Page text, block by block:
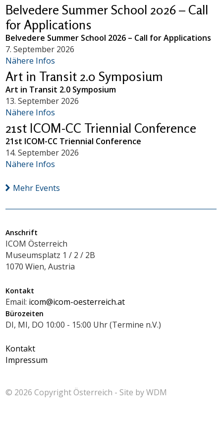
Belvedere Summer School 2026 – Call
for Applications
Belvedere Summer School 2026 – Call for Applications
7. September 2026
Nähere Infos
Art in Transit 2.0 Symposium
Art in Transit 2.0 Symposium
13. September 2026
Nähere Infos
21st ICOM-CC Triennial Conference
21st ICOM-CC Triennial Conference
14. September 2026
Nähere Infos
Mehr Events
Anschrift
ICOM Österreich
Museumsplatz 1 / 2 / 2B
1070 Wien, Austria
Kontakt
Email: icom@icom-oesterreich.at
Bürozeiten
DI, MI, DO 10:00 - 15:00 Uhr (Termine n.V.)
Kontakt
Impressum
© 2026 CopyrightÖsterreich - Site byWDM